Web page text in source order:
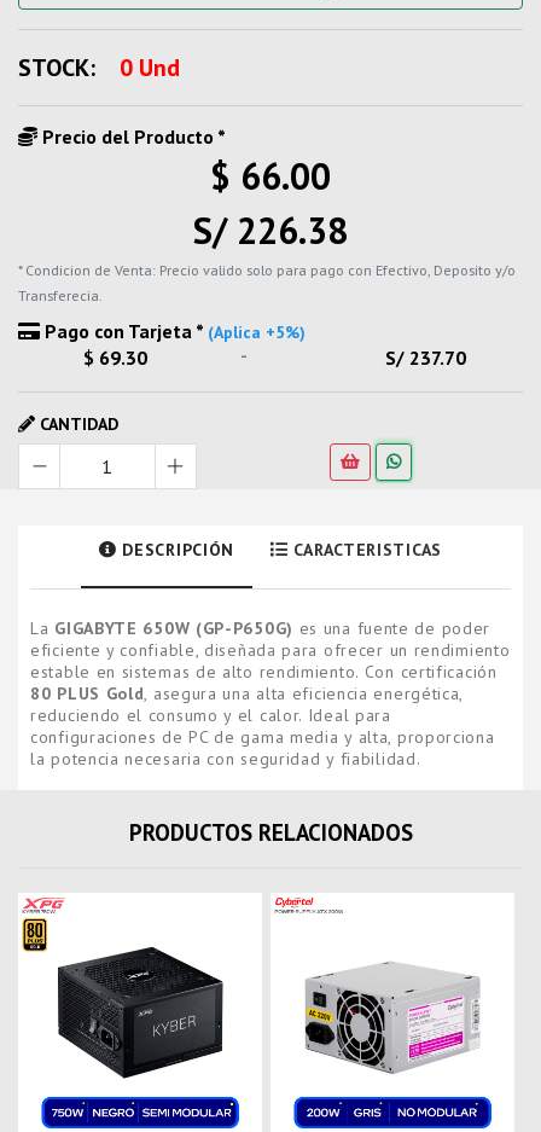
STOCK: 0 Und
Precio del Producto *
$ 66.00
S/ 226.38
* Condicion de Venta: Precio valido solo para pago con Efectivo, Deposito y/o
Transferecia.
Pago con Tarjeta * (Aplica +5%)
$ 69.30 - S/ 237.70
CANTIDAD
DESCRIPCIÓN CARACTERISTICAS
La GIGABYTE 650W (GP-P650G) es una fuente de poder
eficiente y confiable, diseñada para ofrecer un rendimiento
estable en sistemas de alto rendimiento. Con certificación
80 PLUS Gold, asegura una alta eficiencia energética,
reduciendo el consumo y el calor. Ideal para
configuraciones de PC de gama media y alta, proporciona
la potencia necesaria con seguridad y fiabilidad.
PRODUCTOS RELACIONADOS